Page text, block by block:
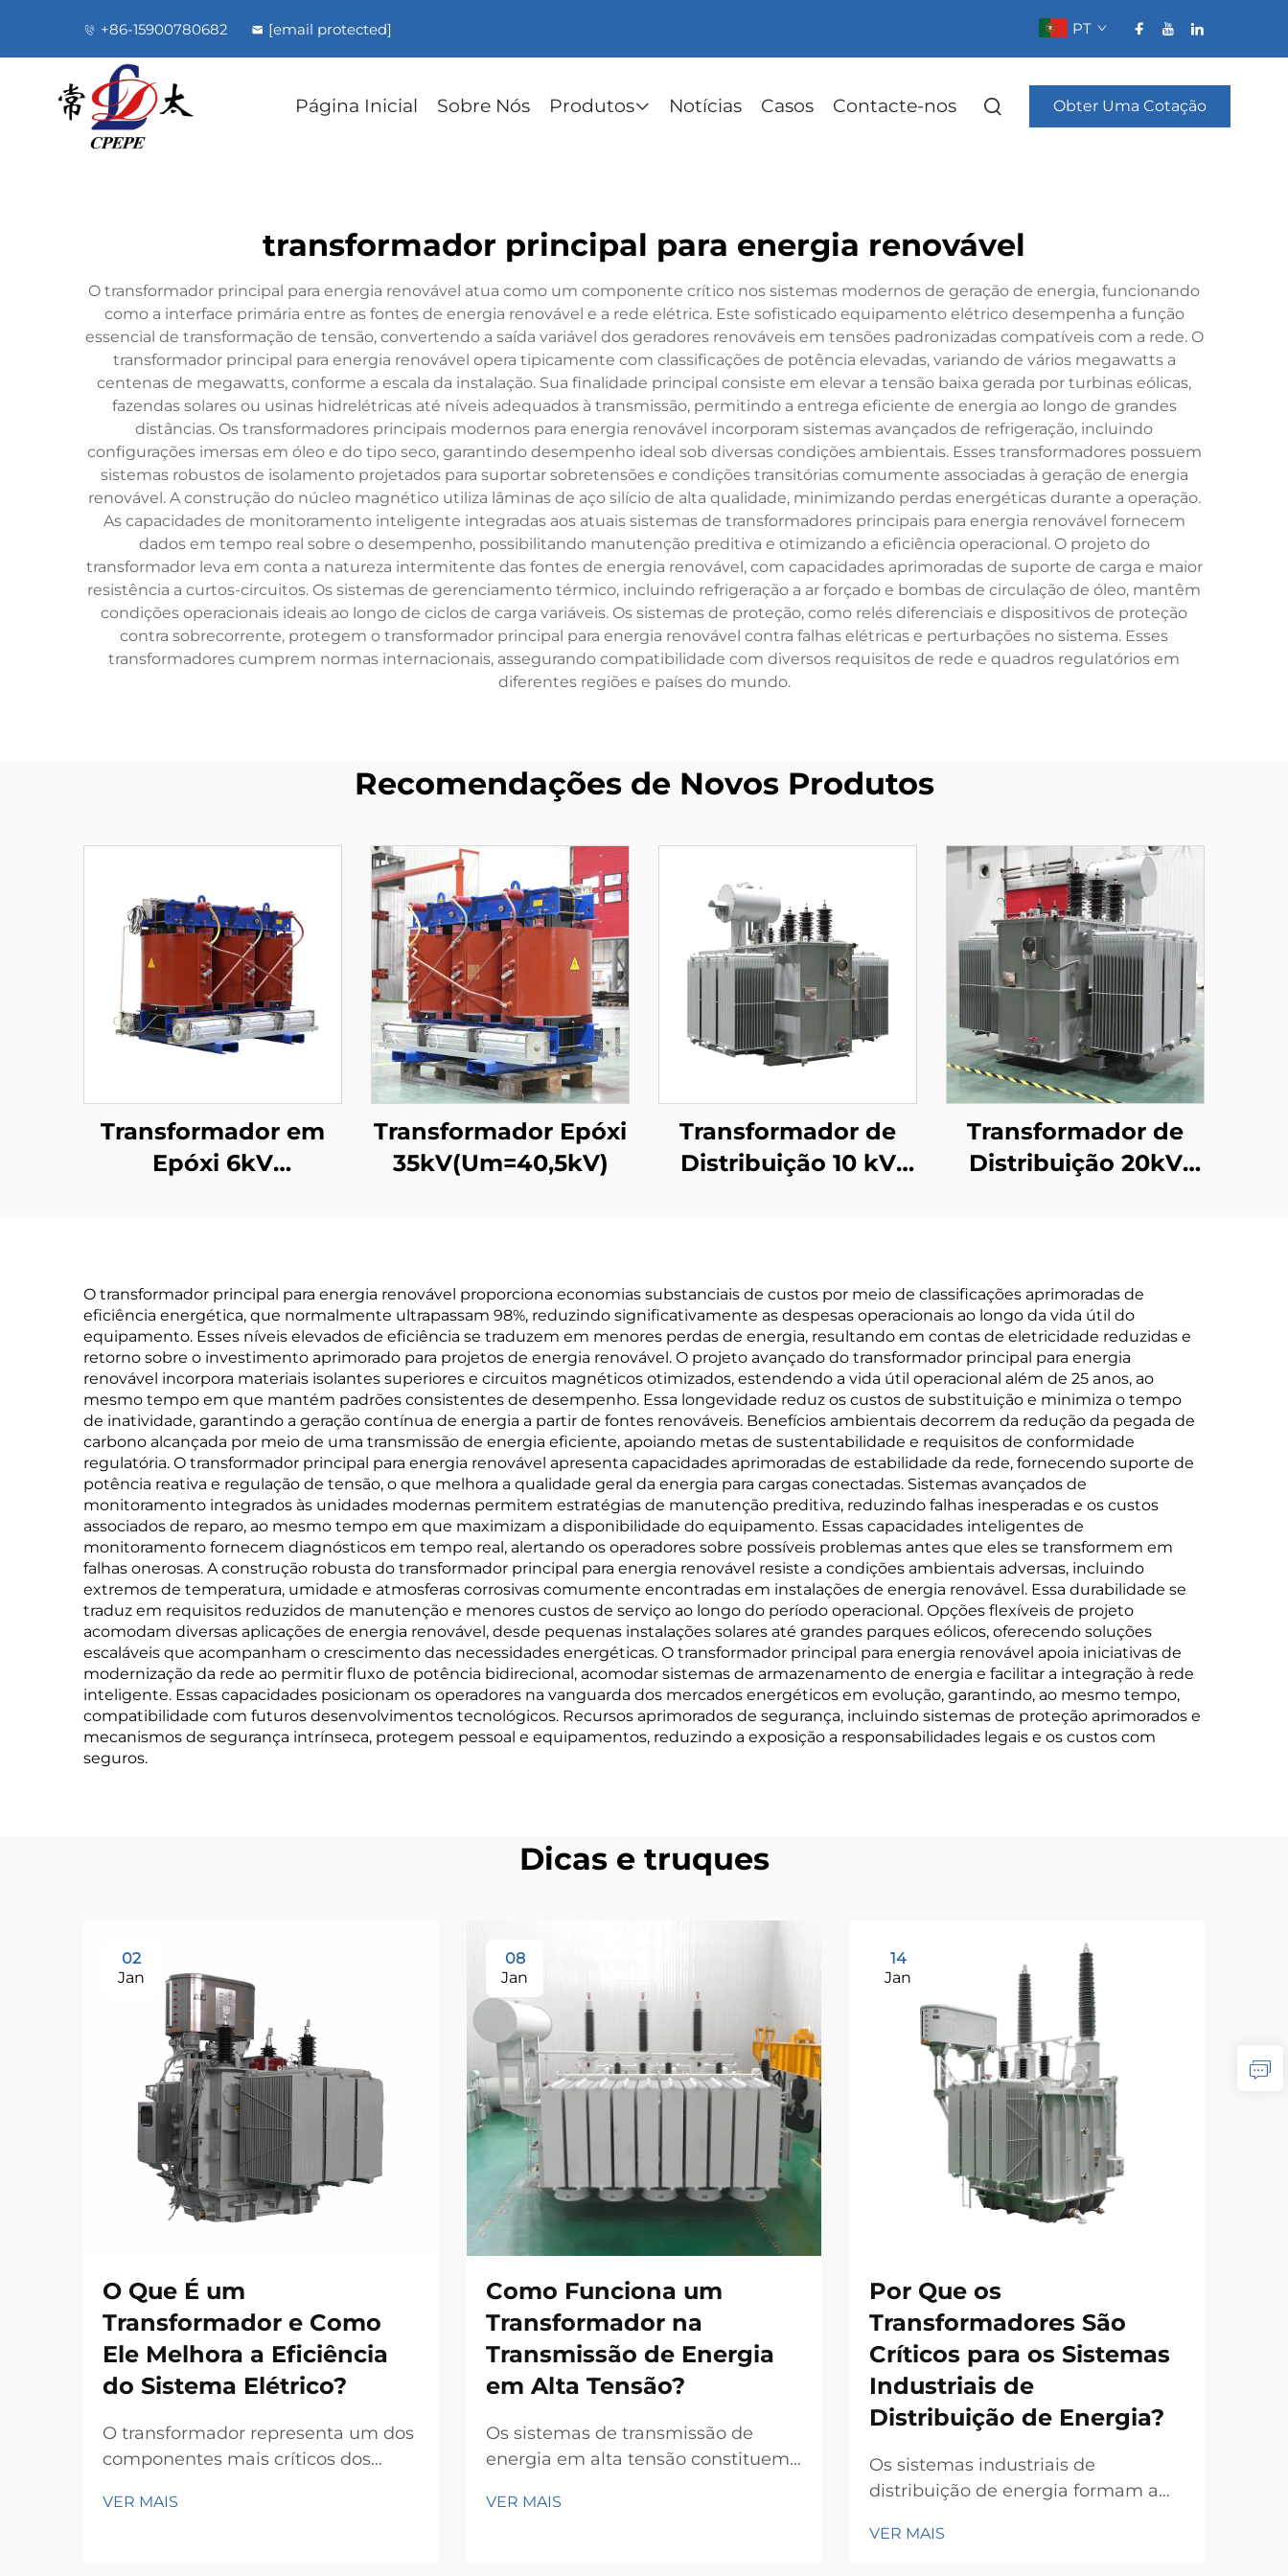
+86-15900780682 [email protected] PT
Página Inicial Sobre Nós Produtos Notícias Casos Contacte-nos Obter Uma Cotação
transformador principal para energia renovável
O transformador principal para energia renovável atua como um componente crítico nos sistemas modernos de geração de energia, funcionando
como a interface primária entre as fontes de energia renovável e a rede elétrica. Este sofisticado equipamento elétrico desempenha a função
essencial de transformação de tensão, convertendo a saída variável dos geradores renováveis em tensões padronizadas compatíveis com a rede. O
transformador principal para energia renovável opera tipicamente com classificações de potência elevadas, variando de vários megawatts a
centenas de megawatts, conforme a escala da instalação. Sua finalidade principal consiste em elevar a tensão baixa gerada por turbinas eólicas,
fazendas solares ou usinas hidrelétricas até níveis adequados à transmissão, permitindo a entrega eficiente de energia ao longo de grandes
distâncias. Os transformadores principais modernos para energia renovável incorporam sistemas avançados de refrigeração, incluindo
configurações imersas em óleo e do tipo seco, garantindo desempenho ideal sob diversas condições ambientais. Esses transformadores possuem
sistemas robustos de isolamento projetados para suportar sobretensões e condições transitórias comumente associadas à geração de energia
renovável. A construção do núcleo magnético utiliza lâminas de aço silício de alta qualidade, minimizando perdas energéticas durante a operação.
As capacidades de monitoramento inteligente integradas aos atuais sistemas de transformadores principais para energia renovável fornecem
dados em tempo real sobre o desempenho, possibilitando manutenção preditiva e otimizando a eficiência operacional. O projeto do
transformador leva em conta a natureza intermitente das fontes de energia renovável, com capacidades aprimoradas de suporte de carga e maior
resistência a curtos-circuitos. Os sistemas de gerenciamento térmico, incluindo refrigeração a ar forçado e bombas de circulação de óleo, mantêm
condições operacionais ideais ao longo de ciclos de carga variáveis. Os sistemas de proteção, como relés diferenciais e dispositivos de proteção
contra sobrecorrente, protegem o transformador principal para energia renovável contra falhas elétricas e perturbações no sistema. Esses
transformadores cumprem normas internacionais, assegurando compatibilidade com diversos requisitos de rede e quadros regulatórios em
diferentes regiões e países do mundo.
Recomendações de Novos Produtos
Transformador em
Epóxi 6kV
Transformador Epóxi
35kV(Um=40,5kV)
Transformador de
Distribuição 10 kV
Transformador de
Distribuição 20kV
O transformador principal para energia renovável proporciona economias substanciais de custos por meio de classificações aprimoradas de
eficiência energética, que normalmente ultrapassam 98%, reduzindo significativamente as despesas operacionais ao longo da vida útil do
equipamento. Esses níveis elevados de eficiência se traduzem em menores perdas de energia, resultando em contas de eletricidade reduzidas e
retorno sobre o investimento aprimorado para projetos de energia renovável. O projeto avançado do transformador principal para energia
renovável incorpora materiais isolantes superiores e circuitos magnéticos otimizados, estendendo a vida útil operacional além de 25 anos, ao
mesmo tempo em que mantém padrões consistentes de desempenho. Essa longevidade reduz os custos de substituição e minimiza o tempo
de inatividade, garantindo a geração contínua de energia a partir de fontes renováveis. Benefícios ambientais decorrem da redução da pegada de
carbono alcançada por meio de uma transmissão de energia eficiente, apoiando metas de sustentabilidade e requisitos de conformidade
regulatória. O transformador principal para energia renovável apresenta capacidades aprimoradas de estabilidade da rede, fornecendo suporte de
potência reativa e regulação de tensão, o que melhora a qualidade geral da energia para cargas conectadas. Sistemas avançados de
monitoramento integrados às unidades modernas permitem estratégias de manutenção preditiva, reduzindo falhas inesperadas e os custos
associados de reparo, ao mesmo tempo em que maximizam a disponibilidade do equipamento. Essas capacidades inteligentes de
monitoramento fornecem diagnósticos em tempo real, alertando os operadores sobre possíveis problemas antes que eles se transformem em
falhas onerosas. A construção robusta do transformador principal para energia renovável resiste a condições ambientais adversas, incluindo
extremos de temperatura, umidade e atmosferas corrosivas comumente encontradas em instalações de energia renovável. Essa durabilidade se
traduz em requisitos reduzidos de manutenção e menores custos de serviço ao longo do período operacional. Opções flexíveis de projeto
acomodam diversas aplicações de energia renovável, desde pequenas instalações solares até grandes parques eólicos, oferecendo soluções
escaláveis que acompanham o crescimento das necessidades energéticas. O transformador principal para energia renovável apoia iniciativas de
modernização da rede ao permitir fluxo de potência bidirecional, acomodar sistemas de armazenamento de energia e facilitar a integração à rede
inteligente. Essas capacidades posicionam os operadores na vanguarda dos mercados energéticos em evolução, garantindo, ao mesmo tempo,
compatibilidade com futuros desenvolvimentos tecnológicos. Recursos aprimorados de segurança, incluindo sistemas de proteção aprimorados e
mecanismos de segurança intrínseca, protegem pessoal e equipamentos, reduzindo a exposição a responsabilidades legais e os custos com
seguros.
Dicas e truques
02
Jan
O Que É um
Transformador e Como
Ele Melhora a Eficiência
do Sistema Elétrico?
O transformador representa um dos
componentes mais críticos dos
potência, servindo como a espinha
VER MAIS
08
Jan
Como Funciona um
Transformador na
Transmissão de Energia
em Alta Tensão?
Os sistemas de transmissão de
energia em alta tensão constituem
redes elétricas, permitindo que a
VER MAIS
14
Jan
Por Que os
Transformadores São
Críticos para os Sistemas
Industriais de
Distribuição de Energia?
Os sistemas industriais de
distribuição de energia formam a
moderna, das instalações
VER MAIS